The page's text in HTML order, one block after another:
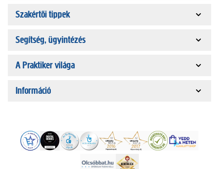
Szakértői tippek
Segítség, ügyintézés
A Praktiker világa
Információ